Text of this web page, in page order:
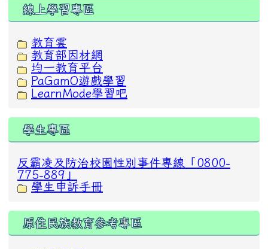
線上學習專區
教育雲
教育部因材網
均一教育平台
PaGamO遊戲學習
LearnMode學習吧
學生專區
反霸凌及防治校園性別事件專線「0800-
775-889」
學生申訴手冊
原住民族教育參考專區